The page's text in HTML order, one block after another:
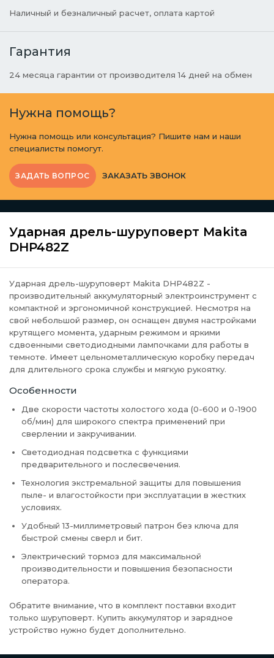
Наличный и безналичный расчет, оплата картой
Гарантия
24 месяца гарантии от производителя 14 дней на обмен
Нужна помощь?
Нужна помощь или консультация? Пишите нам и наши
специалисты помогут.
ЗАДАТЬ ВОПРОС ЗАКАЗАТЬ ЗВОНОК
Ударная дрель-шуруповерт Makita
DHP482Z
Ударная дрель-шуруповерт Makita DHP482Z -
производительный аккумуляторный электроинструмент с
компактной и эргономичной конструкцией. Несмотря на
свой небольшой размер, он оснащен двумя настройками
крутящего момента, ударным режимом и яркими
сдвоенными светодиодными лампочками для работы в
темноте. Имеет цельнометаллическую коробку передач
для длительного срока службы и мягкую рукоятку.
Особенности
Две скорости частоты холостого хода (0-600 и 0-1900
об/мин) для широкого спектра применений при
сверлении и закручивании.
Светодиодная подсветка с функциями
предварительного и послесвечения.
Технология экстремальной защиты для повышения
пыле- и влагостойкости при эксплуатации в жестких
условиях.
Удобный 13-миллиметровый патрон без ключа для
быстрой смены сверл и бит.
Электрический тормоз для максимальной
производительности и повышения безопасности
оператора.
Обратите внимание, что в комплект поставки входит
только шуруповерт. Купить аккумулятор и зарядное
устройство нужно будет дополнительно.